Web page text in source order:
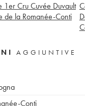
1er Cru Cuvée Duvault
de la Romanée-Conti
AGGIUNTIVE
Conti